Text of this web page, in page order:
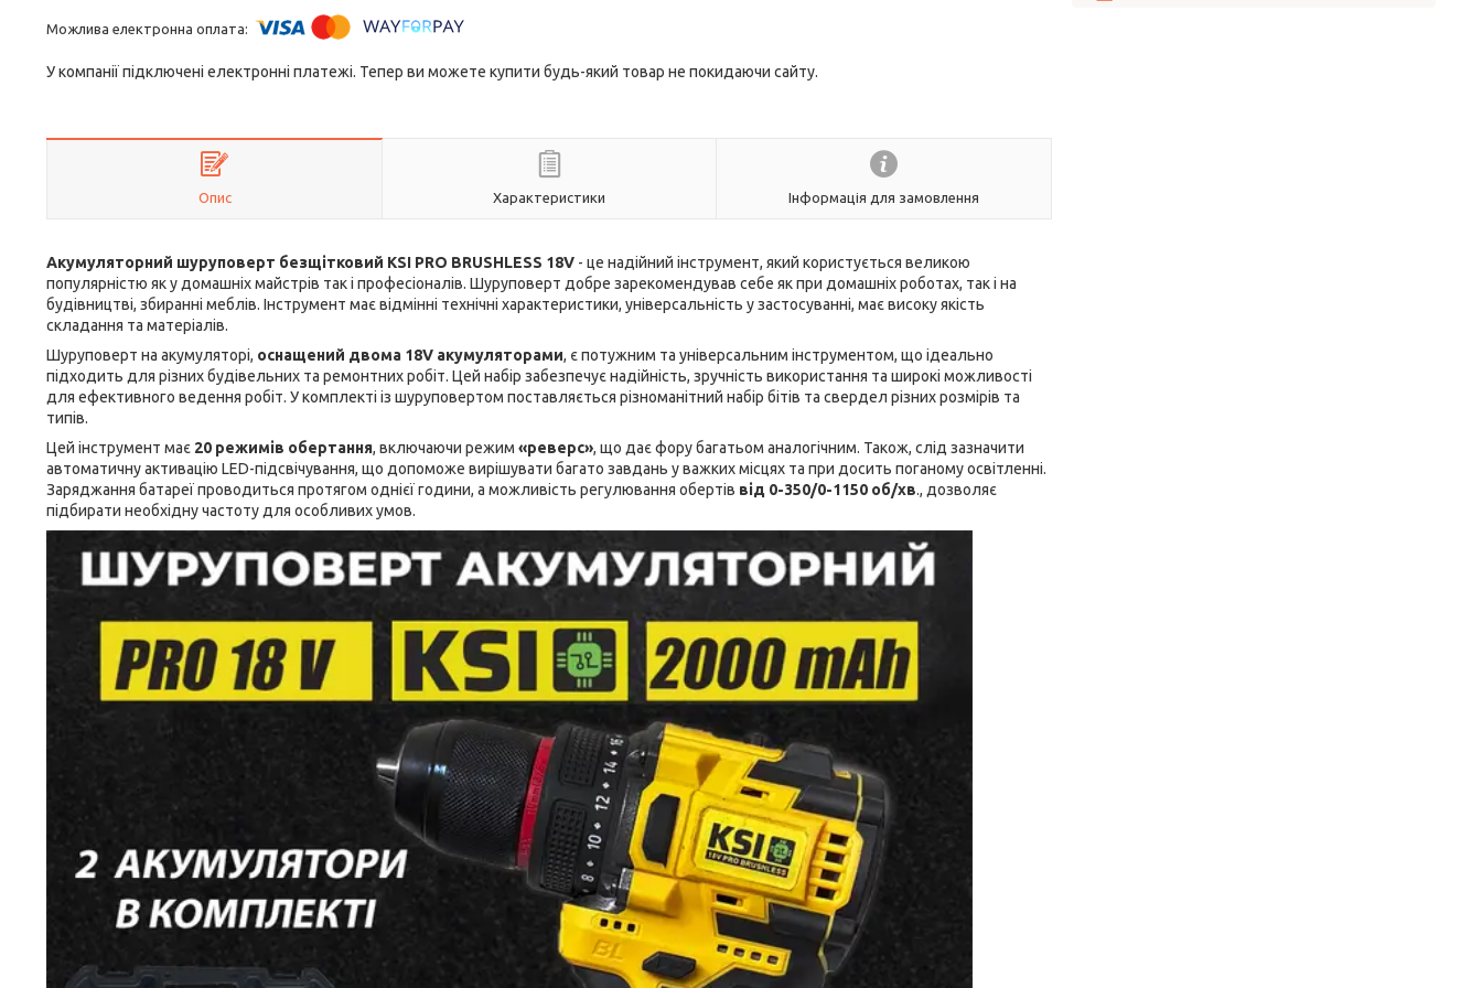
У компанії підключені електронні платежі. Тепер ви можете купити будь-який товар не покидаючи сайту.
Опис Характеристики Інформація для замовлення
Акумуляторний шуруповерт безщітковий KSI PRO BRUSHLESS 18V - це надійний інструмент, який користується великою
популярністю як у домашніх майстрів так і професіоналів. Шуруповерт добре зарекомендував себе як при домашніх роботах, так і на
будівництві, збиранні меблів. Інструмент має відмінні технічні характеристики, універсальність у застосуванні, має високу якість
складання та матеріалів.
Шуруповерт на акумуляторі, оснащений двома 18V акумуляторами, є потужним та універсальним інструментом, що ідеально
підходить для різних будівельних та ремонтних робіт. Цей набір забезпечує надійність, зручність використання та широкі можливості
для ефективного ведення робіт. У комплекті із шуруповертом поставляється різноманітний набір бітів та свердел різних розмірів та
типів.
Цей інструмент має 20 режимів обертання, включаючи режим «реверс», що дає фору багатьом аналогічним. Також, слід зазначити
автоматичну активацію LED-підсвічування, що допоможе вирішувати багато завдань у важких місцях та при досить поганому освітленні.
Заряджання батареї проводиться протягом однієї години, а можливість регулювання обертів від 0-350/0-1150 об/хв., дозволяє
підбирати необхідну частоту для особливих умов.